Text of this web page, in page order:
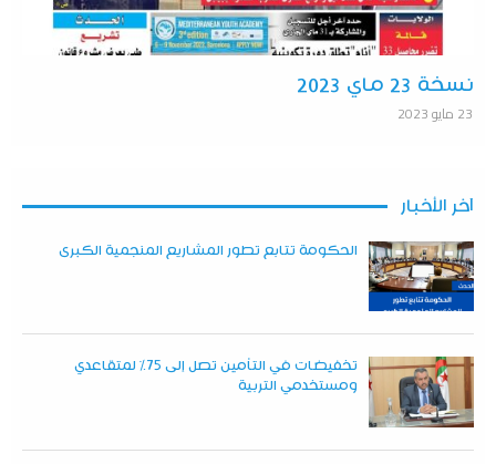
نسخة 23 ماي 2023
23 مايو 2023
آخر الأخبار
الحكومة تتابع تطور المشاريع المنجمية الكبرى
تخفيضات في التأمين تصل إلى 75% لمتقاعدي
ومستخدمي التربية